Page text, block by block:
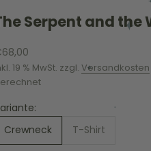
Serpent and the
19 % MwSt. zzgl.Versandkosten
Crewneck
T-Shirt